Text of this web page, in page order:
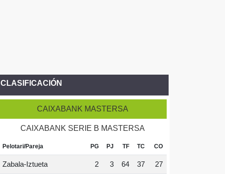
CLASIFICACIÓN
CAIXABANK MASTERSA
CAIXABANK SERIE B MASTERSA
Pelotari/Pareja PG PJ TF TC CO
Zabala-Iztueta 2 3 64 37 27